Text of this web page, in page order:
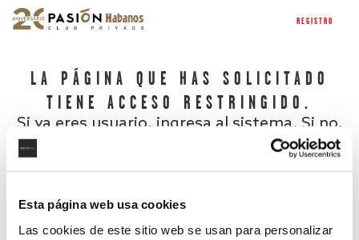
Esta página web usa cookies
Las cookies de este sitio web se usan para personalizar
REGISTRO
LA PÁGINA QUE HAS SOLICITADO
TIENE ACCESO RESTRINGIDO.
Si ya eres usuario, ingresa al sistema. Si no,